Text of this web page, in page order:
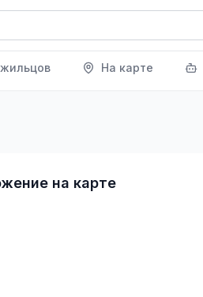
На карте
на карте